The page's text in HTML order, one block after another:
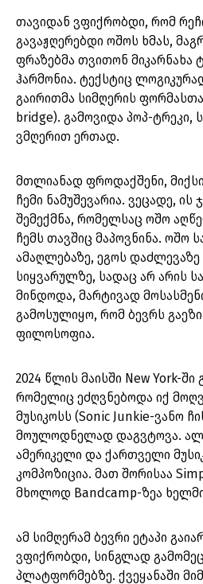
თავიდან ვფიქრობდი, რომ
გავაჟღერებდი ოშოს ხმას,
ფრაზებმა თვითონ მიკარნახა
ჰარმონია. ტექსტიც
გაირითმა სიმღერის
bridge). გამოვიდა პოპ-ტრეკი,
ვმღერით ერთად.
მთლიანად ფროდაქშენი,
ჩემი ნამუშევარია. ვეცადე, ის
შემექმნა, რომელსაც ოშო
ჩემს თავშიც მაპოვნინა. ოშო
ამაღლებაზე, ეგოს
სიყვარულზე, სადაც არ არის
მინდოდა, მარტივად
გამოსულიყო, რომ ბევრს
ფილოსოფია.
2024 წლის მაისში New York-
რომელიც ეძღვნებოდა იქ
მუსიკოსს (Sonic Junkie-ვანო
მოულოდნელად დაგვტოვა.
ამერიკელი და ქართველი
კომპოზიცია. მათ შორისაა
მხოლოდ Bandcamp-ზეა
ამ სიმღერამ ბევრი ეტაპი
ვფიქრობდი, სინგლად
პლატფორმებზე. ქვეყანაში